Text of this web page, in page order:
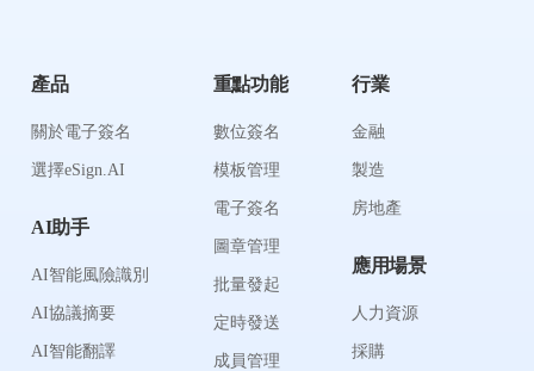
產品
關於電子簽名
選擇eSign.AI
AI助手
AI智能風險識別
AI協議摘要
AI智能翻譯
重點功能
數位簽名
模板管理
電子簽名
圖章管理
批量發起
定時發送
成員管理
行業
金融
製造
房地產
應用場景
人力資源
採購